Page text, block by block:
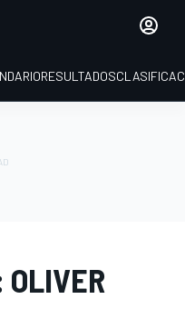
RESULTADOS
OLIVER